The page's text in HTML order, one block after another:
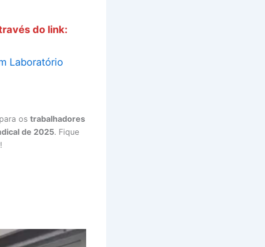
do link:
Laboratório
para os trabalhadores
de 2025. Fique